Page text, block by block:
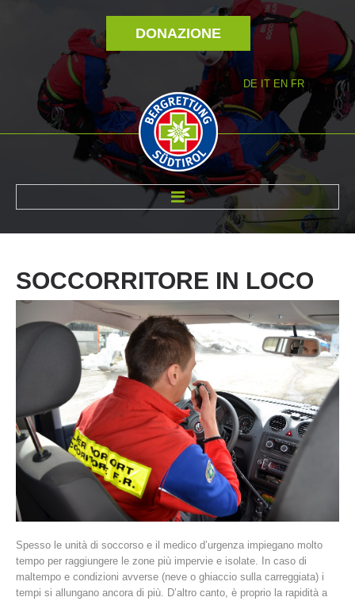
DONAZIONE
DE IT EN FR
La storia
SOCCORRITORE IN LOCO
Spesso le unità di soccorso e il medico d’urgenza impiegano molto
tempo per raggiungere le zone più impervie e isolate. In caso di
maltempo e condizioni avverse (neve o ghiaccio sulla carreggiata) i
tempi si allungano ancora di più. D’altro canto, è proprio la rapidità a